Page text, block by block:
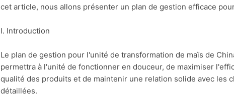
cet article, nous allons présenter un plan de gestion efficace
I. Introduction
Le plan de gestion pour l'unité de transformation de maïs de
permettra à l'unité de fonctionner en douceur, de maximiser
qualité des produits et de maintenir une relation solide avec les
détaillées.